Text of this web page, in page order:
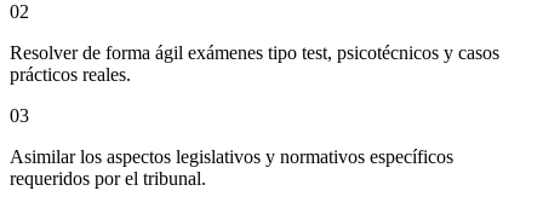
02
Resolver de forma ágil exámenes tipo test, psicotécnicos y casos
prácticos reales.
03
Asimilar los aspectos legislativos y normativos específicos
requeridos por el tribunal.